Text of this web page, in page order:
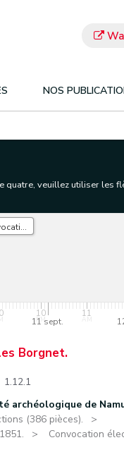
NOS
veuillez utiliser les
Convocation électorale de Jules Borgnet.
11 sept.
10
PM
11
Borgnet.
1.12.1
archéologique de
(386 pièces).
Convocation